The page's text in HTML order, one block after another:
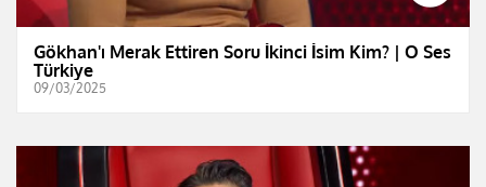
Gökhan'ı Merak Ettiren Soru İkinci İsim Kim? | O Ses
Türkiye
09/03/2025